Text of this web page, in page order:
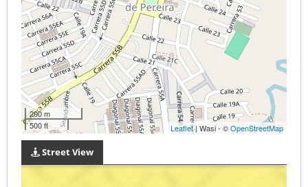
200 m
500 ft
Leaflet| Wasi - ©OpenStreetMap
Street View